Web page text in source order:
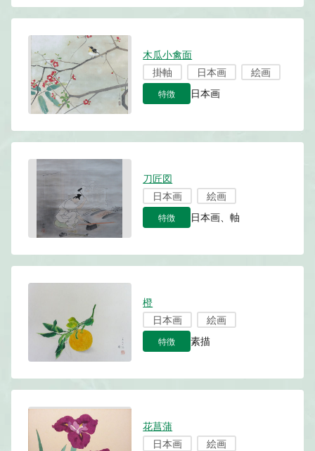
木瓜小禽面
掛軸
日本画 絵画
特徴 日本画
刀匠図
日本画
絵画
特徴 日本画、軸
橙
日本画
絵画
特徴 素描
花菖蒲
日本画
絵画